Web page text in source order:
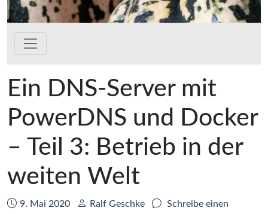
Ein DNS-Server mit
PowerDNS und Docker
– Teil 3: Betrieb in der
weiten Welt
Datum:
9. Mai 2020 Autor:
Ralf Geschke
Schreibe einen